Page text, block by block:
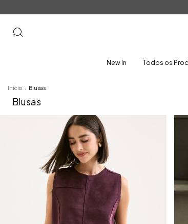
New In Todos os
Início Blusas
Blusas